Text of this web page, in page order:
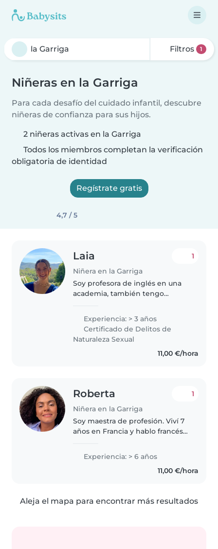
Filtros 1
Niñeras en la Garriga
Para cada desafío del cuidado infantil, descubre
niñeras de confianza para sus hijos.
2 niñeras activas en la Garriga
Todos los miembros completan la verificación
obligatoria de identidad
Regístrate gratis
4,7 / 5
Laia
Niñera en la Garriga
1
Soy profesora de inglés en una
academia, también tengo
comedor escolar y monitora de
ocio y tiempo libre. También
llevo muchos años haciendo
clases de repaso..
Experiencia: > 3 años
Certificado de Delitos de
Naturaleza Sexual
11,00 €/hora
Roberta
Niñera en la Garriga
1
Soy maestra de profesión. Viví 7
años en Francia y hablo francés
y brindarles un entorno seguro y
Experiencia: > 6 años
11,00 €/hora
Aleja el mapa para encontrar más resultados